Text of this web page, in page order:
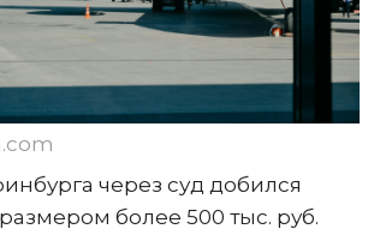
через суд добился
более 500 тыс. руб.